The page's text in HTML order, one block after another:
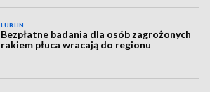
LUBLIN
Bezpłatne badania dla osób zagrożonych
rakiem płuca wracają do regionu